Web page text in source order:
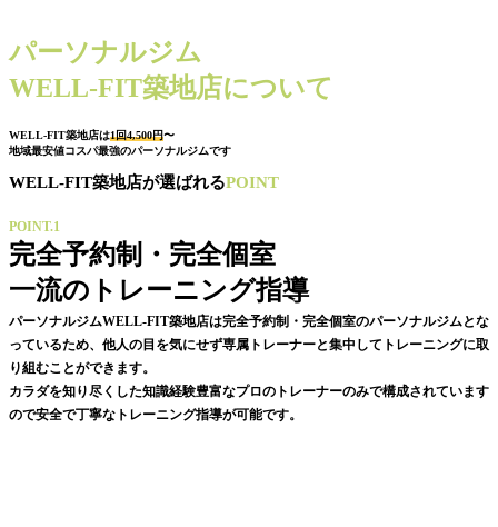
パーソナルジム
WELL-FIT築地店について
WELL-FIT築地店は1回4,500円〜
地域最安値コスパ最強のパーソナルジムです
WELL-FIT築地店が選ばれるPOINT
POINT.1
完全予約制・完全個室
一流のトレーニング指導
パーソナルジムWELL-FIT築地店は完全予約制・完全個室のパーソナルジムとな
っているため、他人の目を気にせず専属トレーナーと集中してトレーニングに取
り組むことができます。
カラダを知り尽くした知識経験豊富なプロのトレーナーのみで構成されています
ので安全で丁寧なトレーニング指導が可能です。